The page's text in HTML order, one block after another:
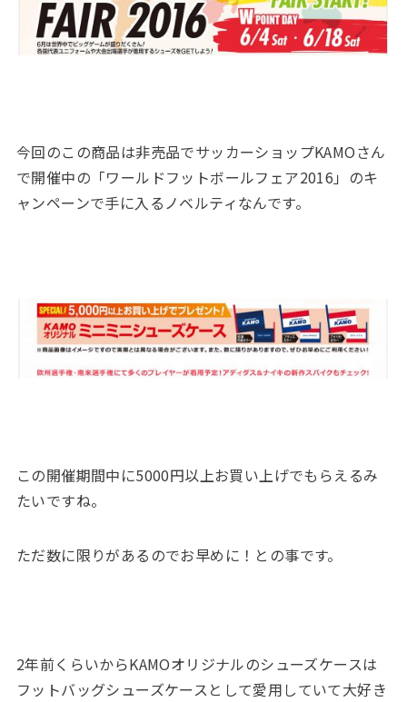
今回のこの商品は非売品でサッカーショップKAMOさん
で開催中の「ワールドフットボールフェア2016」のキ
ャンペーンで手に入るノベルティなんです。
この開催期間中に5000円以上お買い上げでもらえるみ
たいですね。
ただ数に限りがあるのでお早めに！との事です。
2年前くらいからKAMOオリジナルのシューズケースは
フットバッグシューズケースとして愛用していて大好き